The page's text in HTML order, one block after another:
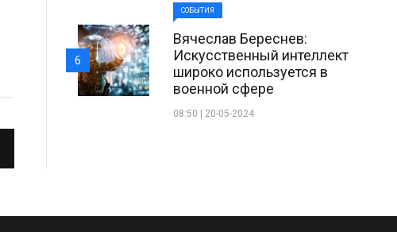
СОБЫТИЯ
Вячеслав Береснев:
Искусственный интеллект
широко используется в
военной сфере
08:50 | 20-05-2024
6